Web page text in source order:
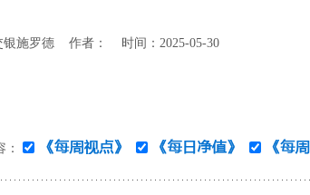
银施罗德 作者： 时间：2025-05-30